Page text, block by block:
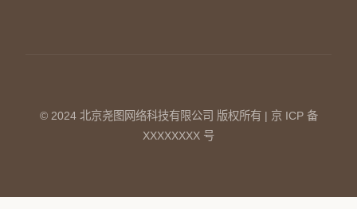
© 2024 北京尧图网络科技有限公司 版权所有 | 京 ICP 备
XXXXXXXX 号